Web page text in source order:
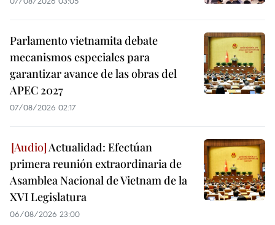
Parlamento vietnamita debate
mecanismos especiales para
garantizar avance de las obras del
APEC 2027
07/08/2026 02:17
Actualidad: Efectúan
primera reunión extraordinaria de
Asamblea Nacional de Vietnam de la
XVI Legislatura
06/08/2026 23:00